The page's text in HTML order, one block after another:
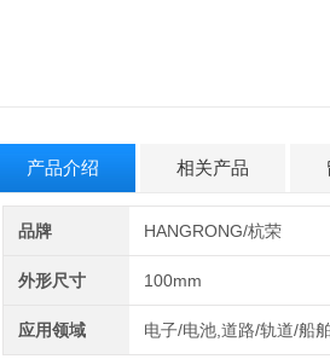
产品介绍 相关产品
品牌 HANGRONG/杭荣
外形尺寸 100mm
应用领域 电子/电池,道路/轨道/船